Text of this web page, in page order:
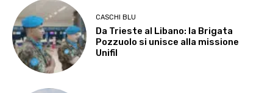
CASCHI BLU
Da Trieste al Libano: la Brigata
Pozzuolo si unisce alla missione
Unifil